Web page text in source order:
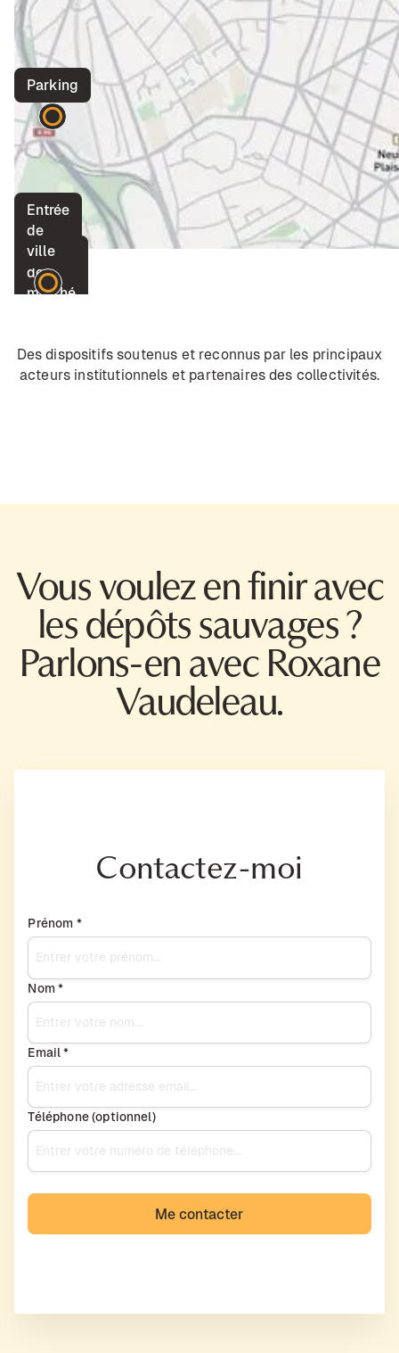
Place
de
marché
Entrée
de
ville
Parking
Des dispositifs soutenus et reconnus par les principaux
acteurs institutionnels et partenaires des collectivités.
Vous voulez en finir avec
les dépôts sauvages ?
Parlons-en avec Roxane
Vaudeleau.
Contactez-moi
Prénom *
Nom *
Email *
Téléphone (optionnel)